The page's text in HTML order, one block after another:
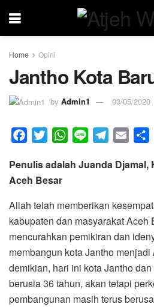
Home Opini
Jantho Kota
by Admin1 03/05/2020
c
e
o
o
k
i
t
e
r
W
a
A
p
p
n
l
r
a
m
a
a
Penulis adalah Juanda Djamal,
Aceh Besar
Allah telah memberikan
kabupaten dan masyarakat Aceh
mencurahkan pemikiran dan
membangun kota Jantho menjadi
demikian, hari ini kota Jantho
berusia 36 tahun, akan tetapi
pembangunan masih terus